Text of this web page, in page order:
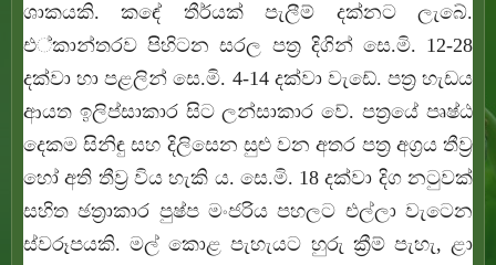
ශාකයකි. කඳේ තීර්යක් පැලීම් දක්නට ලැබේ.
එ්කාන්තරව පිහිටන සරල පත්‍ර‍ දිගින් සෙ.මි. 12-28
දක්වා හා පළලින් සෙ.මි. 4-14 දක්වා වැඩේ. පත්‍ර හැඩය
ආයත ඉලිප්සාකාර සිට ලන්සාකාර වේ. පත්‍රයේ පෘෂ්ඨ
දෙකම සිනිඳු සහ දිලිසෙන සුළු වන අතර පත්‍ර අග්‍රය තීව්‍ර
හෝ අති තීව්‍ර විය හැකි ය. සෙ.මි. 18 දක්වා දිග නටුවක්‍
සහිත ඡත්‍රාකාර පුෂ්ප මංජරිය පහලට එල්ලා වැටෙන
ස්වරූපයකි. මල් කොළ පැහැයට හුරු ක්‍රීම් පැහැ, ළා